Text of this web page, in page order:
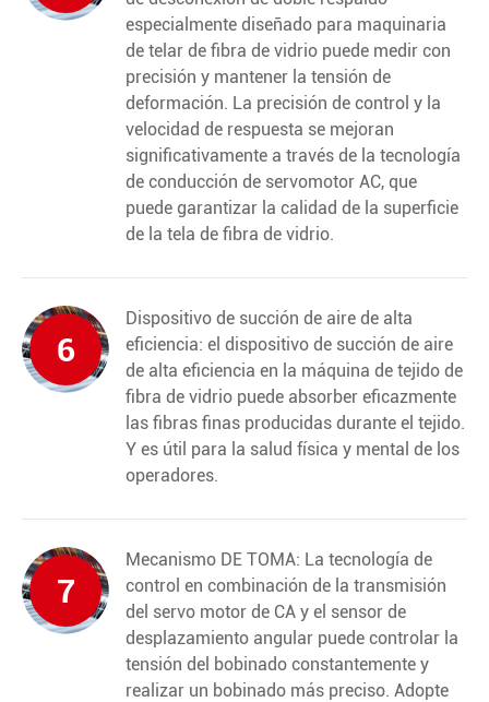
especialmente diseñado para maquinaria
de telar de fibra de vidrio puede medir con
precisión y mantener la tensión de
deformación. La precisión de control y la
velocidad de respuesta se mejoran
significativamente a través de la tecnología
de conducción de servomotor AC, que
puede garantizar la calidad de la superficie
de la tela de fibra de vidrio.
6
Dispositivo de succión de aire de alta
eficiencia: el dispositivo de succión de aire
de alta eficiencia en la máquina de tejido de
fibra de vidrio puede absorber eficazmente
las fibras finas producidas durante el tejido.
Y es útil para la salud física y mental de los
operadores.
7
Mecanismo DE TOMA: La tecnología de
control en combinación de la transmisión
del servo motor de CA y el sensor de
desplazamiento angular puede controlar la
tensión del bobinado constantemente y
realizar un bobinado más preciso. Adopte